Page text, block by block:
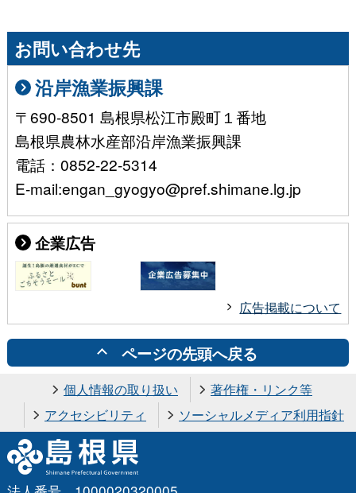
お問い合わせ先
沿岸漁業振興課
〒690-8501 島根県松江市殿町１番地
島根県農林水産部沿岸漁業振興課
電話：0852-22-5314
E-mail:engan_gyogyo@pref.shimane.lg.jp
企業広告
広告掲載について
ページの先頭へ戻る
個人情報の取り扱い
著作権・リンク等
アクセシビリティ
ソーシャルメディア利用指針